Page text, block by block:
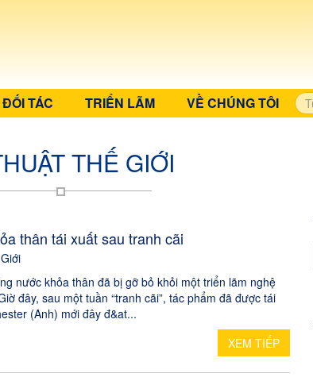
ĐỐI TÁC TRIỂN LÃM VỀ CHÚNG TÔI
THẾ GIỚI
thân tái xuất sau tranh cãi
nước khỏa thân đã bị gỡ bỏ khỏi một triển lãm nghệ
đây, sau một tuần “tranh cãi”, tác phẩm đã được tái
(Anh) mới đây đ&at...
XEM TIẾP